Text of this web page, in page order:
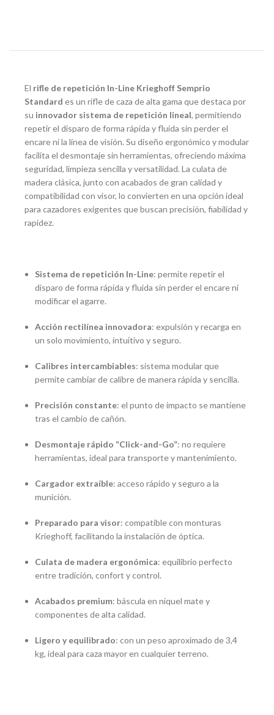
El rifle de repetición In-Line Krieghoff Semprio
Standard es un rifle de caza de alta gama que destaca por
su innovador sistema de repetición lineal, permitiendo
repetir el disparo de forma rápida y fluida sin perder el
encare ni la línea de visión. Su diseño ergonómico y modular
facilita el desmontaje sin herramientas, ofreciendo máxima
seguridad, limpieza sencilla y versatilidad. La culata de
madera clásica, junto con acabados de gran calidad y
compatibilidad con visor, lo convierten en una opción ideal
para cazadores exigentes que buscan precisión, fiabilidad y
rapidez.
Sistema de repetición In-Line: permite repetir el
disparo de forma rápida y fluida sin perder el encare ni
modificar el agarre.
Acción rectilínea innovadora: expulsión y recarga en
un solo movimiento, intuitivo y seguro.
Calibres intercambiables: sistema modular que
permite cambiar de calibre de manera rápida y sencilla.
Precisión constante: el punto de impacto se mantiene
tras el cambio de cañón.
Desmontaje rápido “Click-and-Go”: no requiere
herramientas, ideal para transporte y mantenimiento.
Cargador extraíble: acceso rápido y seguro a la
munición.
Preparado para visor: compatible con monturas
Krieghoff, facilitando la instalación de óptica.
Culata de madera ergonómica: equilibrio perfecto
entre tradición, confort y control.
Acabados premium: báscula en níquel mate y
componentes de alta calidad.
Ligero y equilibrado: con un peso aproximado de 3,4
kg, ideal para caza mayor en cualquier terreno.